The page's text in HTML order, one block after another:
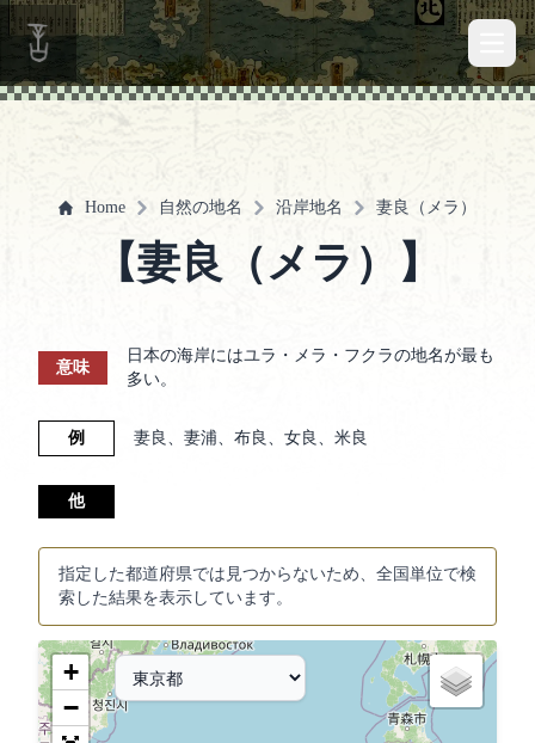
Home 自然の地名 沿岸地名 妻良（メラ）
【妻良（メラ）】
意味
日本の海岸にはユラ・メラ・フクラの地名が最も
多い。
例 妻良、妻浦、布良、女良、米良
他
指定した都道府県では見つからないため、全国単位で検
索した結果を表示しています。
+
−